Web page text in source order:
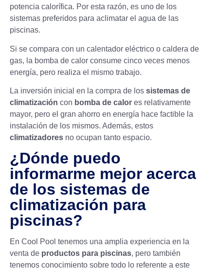
potencia calorífica. Por esta razón, es uno de los
sistemas preferidos para aclimatar el agua de las
piscinas.
Si se compara con un calentador eléctrico o caldera de
gas, la bomba de calor consume cinco veces menos
energía, pero realiza el mismo trabajo.
La inversión inicial en la compra de los sistemas de
climatización con bomba de calor es relativamente
mayor, pero el gran ahorro en energía hace factible la
instalación de los mismos. Además, estos
climatizadores no ocupan tanto espacio.
¿Dónde puedo
informarme mejor acerca
de los sistemas de
climatización para
piscinas?
En Cool Pool tenemos una amplia experiencia en la
venta de productos para piscinas, pero también
tenemos conocimiento sobre todo lo referente a este